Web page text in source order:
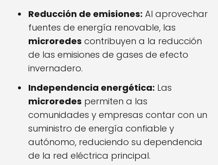
Reducción de emisiones: Al aprovechar
fuentes de energía renovable, las
microredes contribuyen a la reducción
de las emisiones de gases de efecto
invernadero.
Independencia energética: Las
microredes permiten a las
comunidades y empresas contar con un
suministro de energía confiable y
autónomo, reduciendo su dependencia
de la red eléctrica principal.